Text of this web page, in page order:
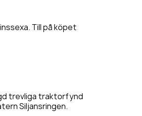
Till på köpet
trevliga traktorfynd
Siljansringen.